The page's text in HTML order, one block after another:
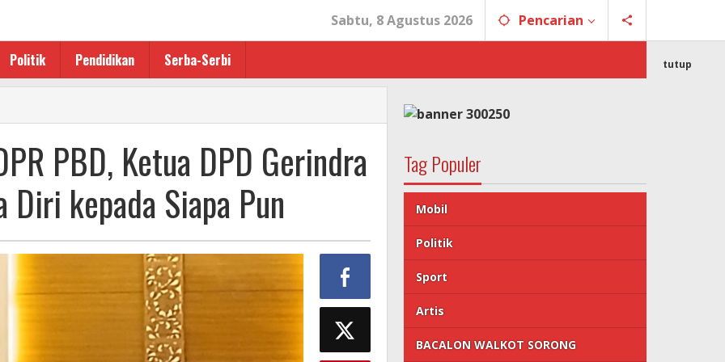
Sabtu, 8 Agustus 2026 Pencarian
Politik Pendidikan Serba-Serbi tutup
PBD, Ketua DPD Gerindra
Diri kepada Siapa Pun
Tag Populer
Mobil
Politik
Sport
Artis
BACALON WALKOT SORONG